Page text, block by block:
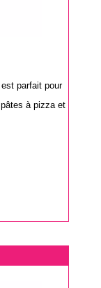
parfait pour
à pizza et